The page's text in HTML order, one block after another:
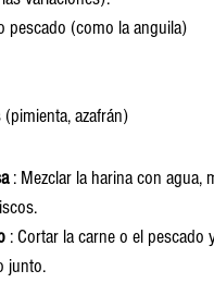
pescado (como la anguila)
(pimienta, azafrán)
: Mezclar la harina con agua,
: Cortar la carne o el
junto.